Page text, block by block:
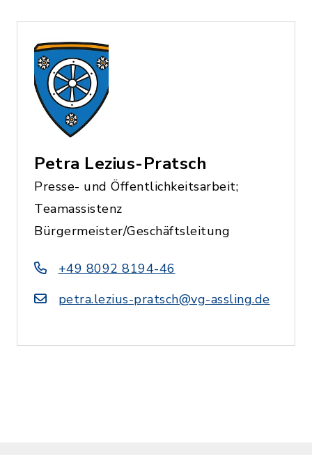
Petra Lezius-Pratsch
Presse- und Öffentlichkeitsarbeit;
Teamassistenz
Bürgermeister/Geschäftsleitung
+49 8092 8194-46
petra.lezius-pratsch@vg-assling.de